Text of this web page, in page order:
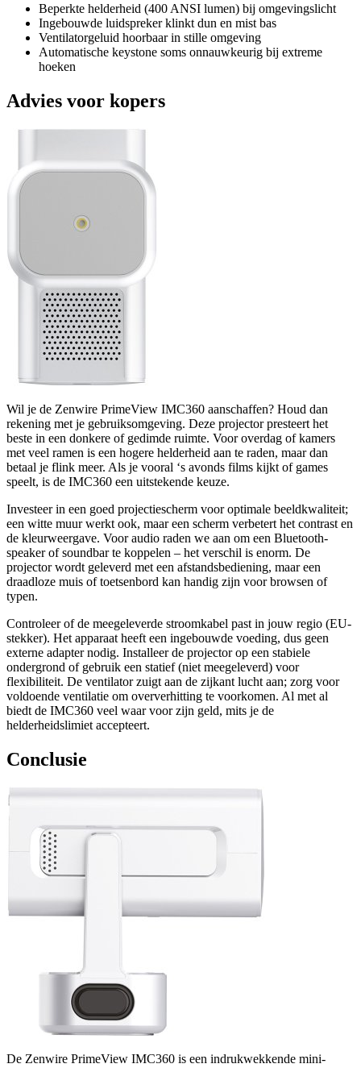
Beperkte helderheid (400 ANSI lumen) bij omgevingslicht
Ingebouwde luidspreker klinkt dun en mist bas
Ventilatorgeluid hoorbaar in stille omgeving
Automatische keystone soms onnauwkeurig bij extreme
hoeken
Advies voor kopers
Wil je de Zenwire PrimeView IMC360 aanschaffen? Houd dan
rekening met je gebruiksomgeving. Deze projector presteert het
beste in een donkere of gedimde ruimte. Voor overdag of kamers
met veel ramen is een hogere helderheid aan te raden, maar dan
betaal je flink meer. Als je vooral ‘s avonds films kijkt of games
speelt, is de IMC360 een uitstekende keuze.
Investeer in een goed projectiescherm voor optimale beeldkwaliteit;
een witte muur werkt ook, maar een scherm verbetert het contrast en
de kleurweergave. Voor audio raden we aan om een Bluetooth-
speaker of soundbar te koppelen – het verschil is enorm. De
projector wordt geleverd met een afstandsbediening, maar een
draadloze muis of toetsenbord kan handig zijn voor browsen of
typen.
Controleer of de meegeleverde stroomkabel past in jouw regio (EU-
stekker). Het apparaat heeft een ingebouwde voeding, dus geen
externe adapter nodig. Installeer de projector op een stabiele
ondergrond of gebruik een statief (niet meegeleverd) voor
flexibiliteit. De ventilator zuigt aan de zijkant lucht aan; zorg voor
voldoende ventilatie om oververhitting te voorkomen. Al met al
biedt de IMC360 veel waar voor zijn geld, mits je de
helderheidslimiet accepteert.
Conclusie
De Zenwire PrimeView IMC360 is een indrukwekkende mini-